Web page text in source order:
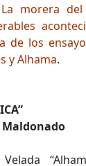
morera
de los
y Alhama.
Maldonado